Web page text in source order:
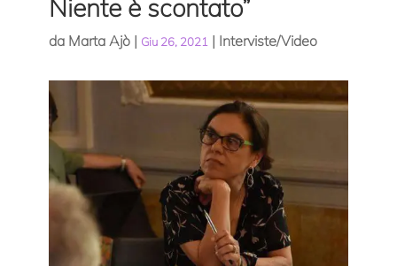
Niente è scontato”
da Marta Ajò| Giu 26, 2021| Interviste/Video